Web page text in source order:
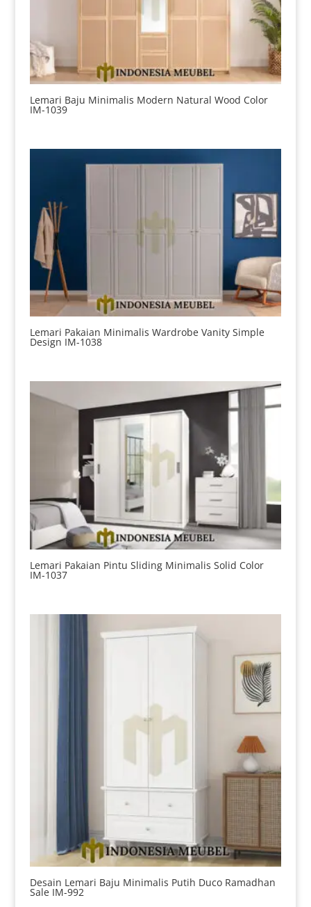
Lemari Baju Minimalis Modern Natural Wood Color
IM-1039
Lemari Pakaian Minimalis Wardrobe Vanity Simple
Design IM-1038
Lemari Pakaian Pintu Sliding Minimalis Solid Color
IM-1037
Desain Lemari Baju Minimalis Putih Duco Ramadhan
Sale IM-992